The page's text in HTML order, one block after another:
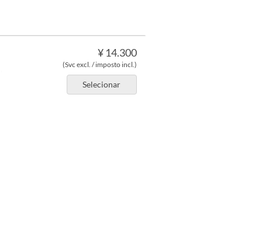
¥ 14.300
(Svc excl. / imposto incl.)
Selecionar